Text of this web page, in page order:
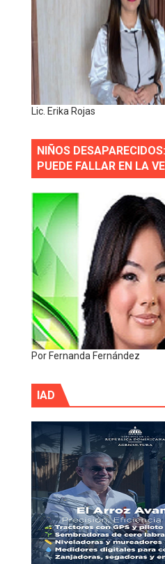
Lic. Erika Rojas
NIÑOS
PUEDE FALLAR EN LA
Por Fernanda Fernández
IAD